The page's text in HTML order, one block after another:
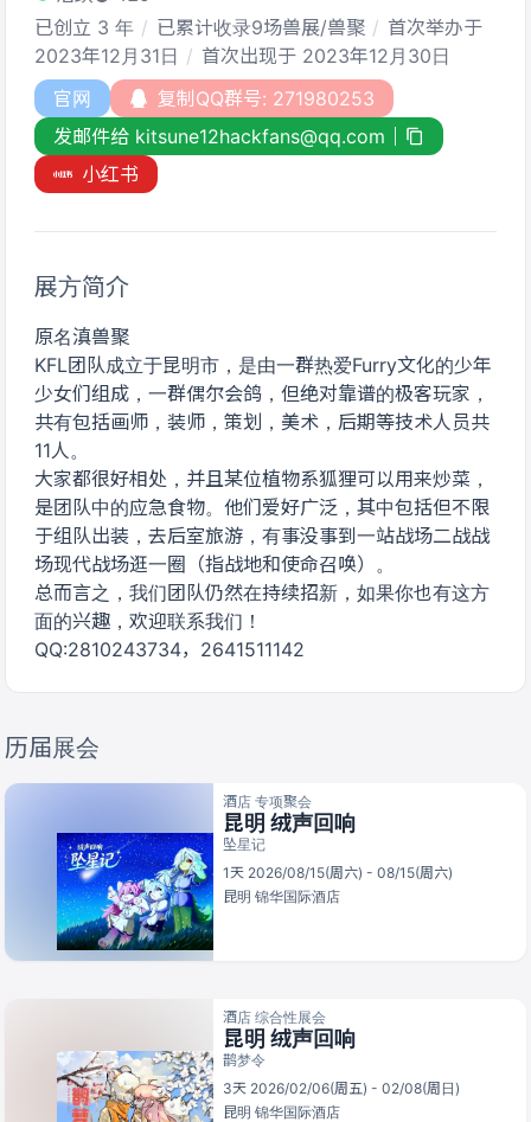
已创立 3 年
已累计收录9场兽展/兽聚
首次举办于
2023年12月31日
首次出现于 2023年12月30日
官网
复制QQ群号: 271980253
发邮件给 kitsune12hackfans@qq.com
小红书
展方简介
原名滇兽聚
KFL团队成立于昆明市，是由一群热爱Furry文化的少年
少女们组成，一群偶尔会鸽，但绝对靠谱的极客玩家，
共有包括画师，装师，策划，美术，后期等技术人员共
11人。
大家都很好相处，并且某位植物系狐狸可以用来炒菜，
是团队中的应急食物。他们爱好广泛，其中包括但不限
于组队出装，去后室旅游，有事没事到一站战场二战战
场现代战场逛一圈（指战地和使命召唤）。
总而言之，我们团队仍然在持续招新，如果你也有这方
面的兴趣，欢迎联系我们！
QQ:2810243734，2641511142
历届展会
酒店 专项聚会
昆明 绒声回响
坠星记
1天 2026/08/15(周六) - 08/15(周六)
昆明 锦华国际酒店
酒店 综合性展会
昆明 绒声回响
鹊梦令
3天 2026/02/06(周五) - 02/08(周日)
昆明 锦华国际酒店